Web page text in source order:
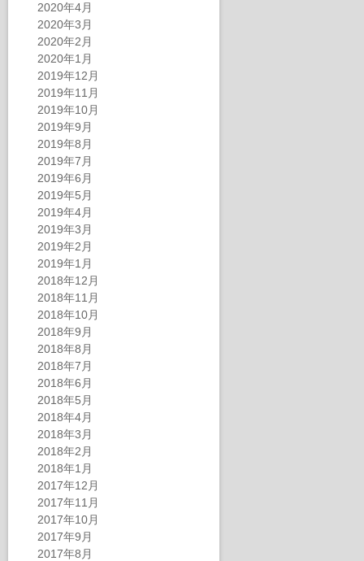
2020年4月
2020年3月
2020年2月
2020年1月
2019年12月
2019年11月
2019年10月
2019年9月
2019年8月
2019年7月
2019年6月
2019年5月
2019年4月
2019年3月
2019年2月
2019年1月
2018年12月
2018年11月
2018年10月
2018年9月
2018年8月
2018年7月
2018年6月
2018年5月
2018年4月
2018年3月
2018年2月
2018年1月
2017年12月
2017年11月
2017年10月
2017年9月
2017年8月